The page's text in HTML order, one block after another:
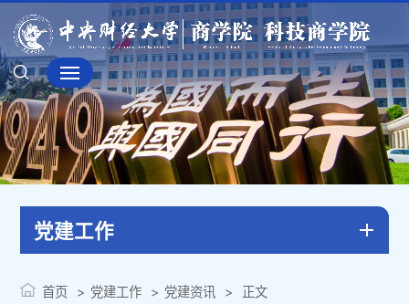
党建工作
首页 党建工作 党建资讯 正文